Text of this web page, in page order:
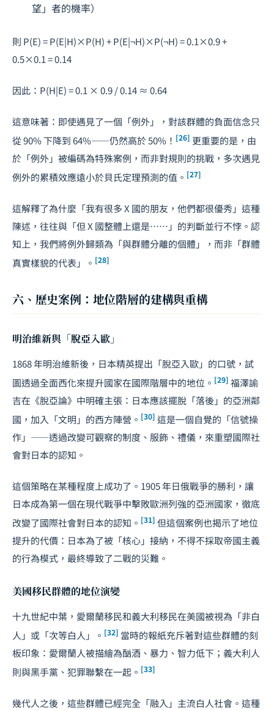
望」者的機率）
則 P(E) = P(E|H)×P(H) + P(E|¬H)×P(¬H) = 0.1×0.9 +
0.5×0.1 = 0.14
因此：P(H|E) = 0.1 × 0.9 / 0.14 ≈ 0.64
這意味著：即使遇見了一個「例外」，對該群體的負面信念只
從 90% 下降到 64%——仍然高於 50%！ [26] 更重要的是，由
於「例外」被編碼為特殊案例，而非對規則的挑戰，多次遇見
例外的累積效應遠小於貝氏定理預測的值。 [27]
這解釋了為什麼「我有很多 X 國的朋友，他們都很優秀」這種
陳述，往往與「但 X 國整體上還是⋯⋯」的判斷並行不悖。認
知上，我們將例外歸類為「與群體分離的個體」，而非「群體
真實樣貌的代表」。 [28]
六、歷史案例：地位階層的建構與重構
明治維新與「脫亞入歐」
1868 年明治維新後，日本精英提出「脫亞入歐」的口號，試
圖透過全面西化來提升國家在國際階層中的地位。 [29] 福澤諭
吉在《脫亞論》中明確主張：日本應該擺脫「落後」的亞洲鄰
國，加入「文明」的西方陣營。 [30] 這是一個自覺的「信號操
作」——透過改變可觀察的制度、服飾、禮儀，來重塑國際社
會對日本的認知。
這個策略在某種程度上成功了。1905 年日俄戰爭的勝利，讓
日本成為第一個在現代戰爭中擊敗歐洲列強的亞洲國家，徹底
改變了國際社會對日本的認知。 [31] 但這個案例也揭示了地位
提升的代價：日本為了被「核心」接納，不得不採取帝國主義
的行為模式，最終導致了二戰的災難。
美國移民群體的地位演變
十九世紀中葉，愛爾蘭移民和義大利移民在美國被視為「非白
人」或「次等白人」。 [32] 當時的報紙充斥著對這些群體的刻
板印象：愛爾蘭人被描繪為酗酒、暴力、智力低下；義大利人
則與黑手黨、犯罪聯繫在一起。 [33]
幾代人之後，這些群體已經完全「融入」主流白人社會。這種